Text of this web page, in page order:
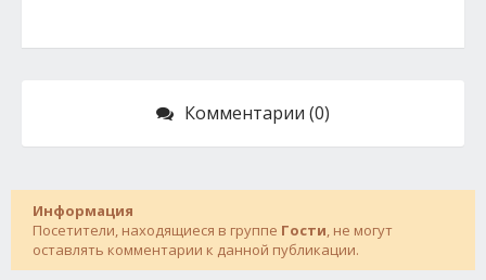
Комментарии (0)
Информация
Посетители, находящиеся в группе Гости, не могут
оставлять комментарии к данной публикации.